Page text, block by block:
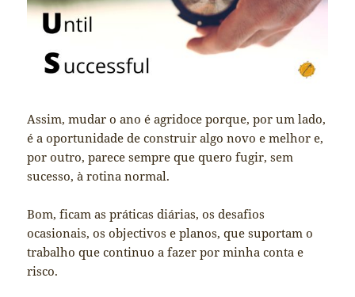
Assim, mudar o ano é agridoce porque, por um lado,
é a oportunidade de construir algo novo e melhor e,
por outro, parece sempre que quero fugir, sem
sucesso, à rotina normal.
Bom, ficam as práticas diárias, os desafios
ocasionais, os objectivos e planos, que suportam o
trabalho que continuo a fazer por minha conta e
risco.